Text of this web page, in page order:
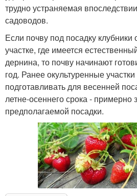
трудно устраняемая
садоводов.
Если почву под посадку клубники
участке, где имеется
дернина, то почву начинают
год. Ранее окультуренные
подготавливать для весенней
летне-осеннего срока - примерно
предполагаемой посадки.